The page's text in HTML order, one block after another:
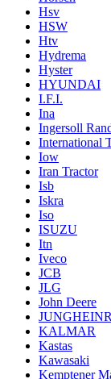
Hsv
HSW
Htv
Hydrema
Hyster
HYUNDAI
I.F.I.
Ina
Ingersoll
International
Iow
Iran Tractor
Isb
Iskra
Iso
ISUZU
Itn
Iveco
JCB
JLG
John Deere
KALMAR
Kastas
Kawasaki
Kemptener